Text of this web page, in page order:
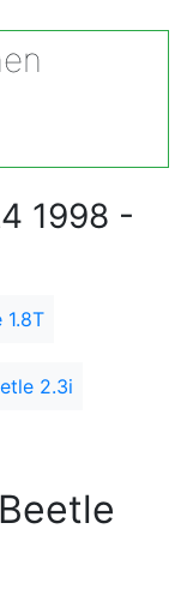
1998 -
1.8T
2.3i